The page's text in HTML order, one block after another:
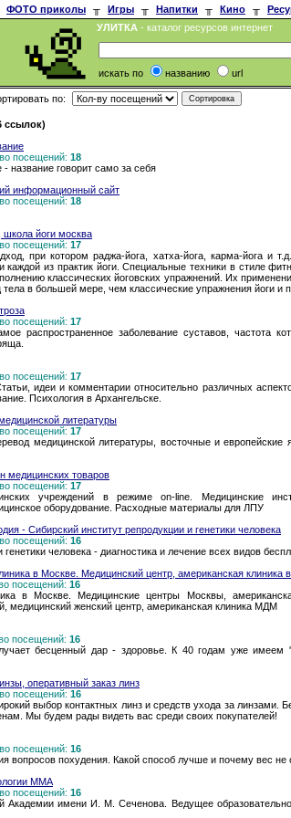
ФОТО приколы ╥ Игры ╥ Напитки ╥ Кино ╥
УЛИТКА - каталог ресурсов интернет
искать по названию url
по:
ссылок)
посещений: 18
название говорит само за себя
информационный сайт
посещений: 18
школа йоги москва
посещений: 17
при котором раджа-йога, хатха-йога, карма-йога и
каждой из практик йоги. Специальные техники в стиле
классических йоговских упражнений. Их
в большей мере, чем классические упражнения йоги и
посещений: 17
распространенное заболевание суставов, частота
посещений: 17
идеи и комментарии относительно различных
Психология в Архангельске.
литературы
посещений: 17
медицинской литературы, восточные и европейские
медицинских товаров
посещений: 17
учреждений в режиме on-line. Медицинские
оборудование. Расходные материалы для ЛПУ
- Сибирский институт репродукции и генетики человека
посещений: 16
человека - диагностика и лечение всех видов
в Москве. Медицинский центр, американская
посещений: 16
в Москве. Медицинские центры Москвы,
медицинский женский центр, американская клиника МДМ
посещений: 16
бесценный дар - здоровье. К 40 годам уже
оперативный заказ линз
посещений: 16
выбор контактных линз и средств ухода за линзами.
Мы будем рады видеть вас среди своих покупателей!
посещений: 16
похудения. Какой способ лучше и почему вес не
ММА
посещений: 16
Академии имени И. М. Сеченова. Ведущее